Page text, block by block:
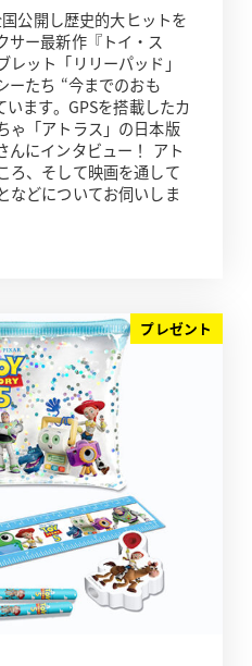
公開し歴史的大ヒットを
サー最新作『トイ・ス
レット「リリーパッド」
ーたち “今までのおも
ます。GPSを搭載したカ
ゃ「アトラス」の日本版
んにインタビュー！ アト
ろ、そして映画を通して
などについてお伺いしま
プレゼント